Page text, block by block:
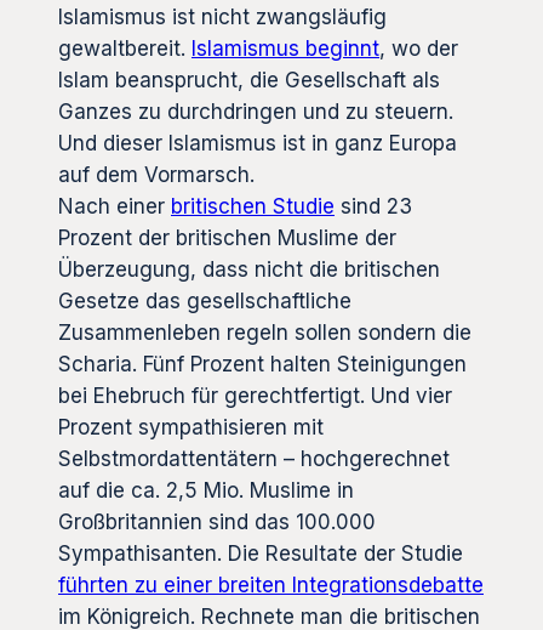
Islamismus ist nicht zwangsläufig
gewaltbereit. Islamismus beginnt, wo der
Islam beansprucht, die Gesellschaft als
Ganzes zu durchdringen und zu steuern.
Und dieser Islamismus ist in ganz Europa
auf dem Vormarsch.
Nach einer britischen Studie sind 23
Prozent der britischen Muslime der
Überzeugung, dass nicht die britischen
Gesetze das gesellschaftliche
Zusammenleben regeln sollen sondern die
Scharia. Fünf Prozent halten Steinigungen
bei Ehebruch für gerechtfertigt. Und vier
Prozent sympathisieren mit
Selbstmordattentätern – hochgerechnet
auf die ca. 2,5 Mio. Muslime in
Großbritannien sind das 100.000
Sympathisanten. Die Resultate der Studie
führten zu einer breiten Integrationsdebatte
im Königreich. Rechnete man die britischen